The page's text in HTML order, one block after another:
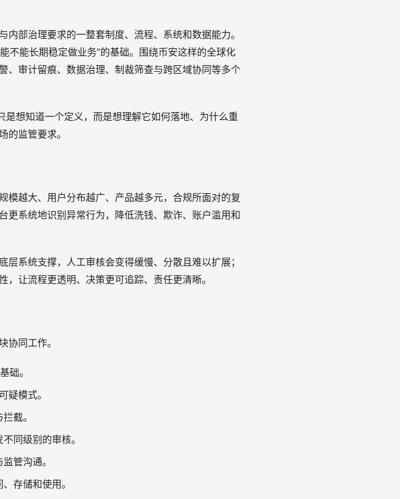
部治理要求的一整套制度、流程、系统和数据能力。
不能长期稳定做业务”的基础。围绕币安这样的全球化
、审计留痕、数据治理、制裁筛查与跨区域协同等多个
是想知道一个定义，而是想理解它如何落地、为什么重
的监管要求。
模越大、用户分布越广、产品越多元，合规所面对的复
更系统地识别异常行为，降低洗钱、欺诈、账户滥用和
系统支撑，人工审核会变得缓慢、分散且难以扩展；
让流程更透明、决策更可追踪、责任更清晰。
协同工作。
础。
疑模式。
截。
同级别的审核。
管沟通。
存储和使用。